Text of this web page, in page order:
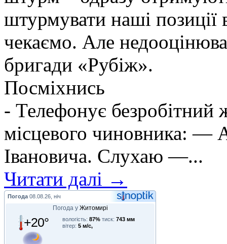
штурмувати наші позиції
чекаємо. Але
бригади «Рубіж».
Посміхнись
- Телефонує
місцевого чиновника: —
Івановича. Слухаю —...
Читати далі →
Погода 08.08.26, ніч
Погода у Житомирі
+20° вологість: 87% тиск: 743 мм
вітер: 5 м/с,